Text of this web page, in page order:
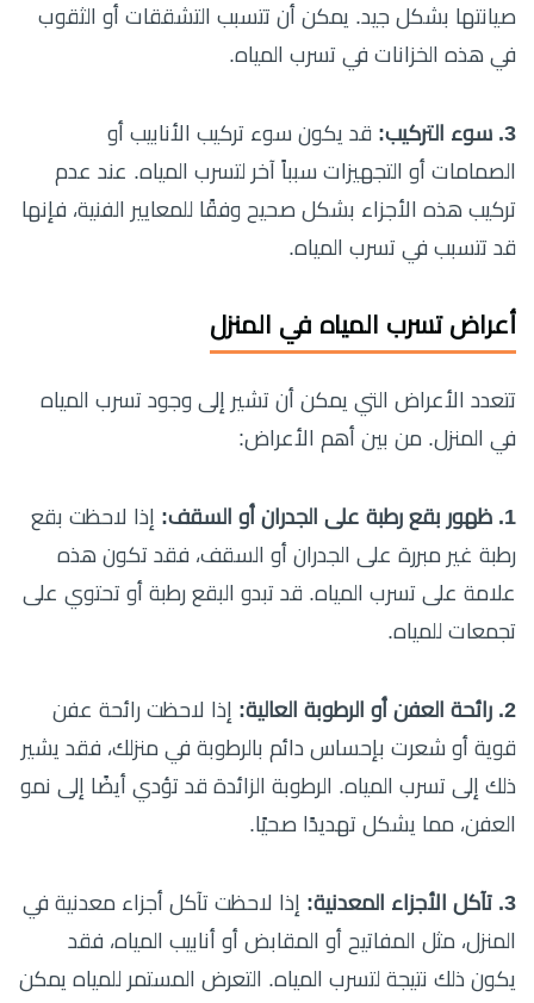
صيانتها بشكل جيد. يمكن أن تتسبب التشققات أو الثقوب
في هذه الخزانات في تسرب المياه.
3. سوء التركيب:
قد يكون سوء تركيب الأنابيب أو
الصمامات أو التجهيزات سبباً آخر لتسرب المياه. عند عدم
تركيب هذه الأجزاء بشكل صحيح وفقًا للمعايير الفنية، فإنها
قد تتسبب في تسرب المياه.
أعراض تسرب المياه في المنزل
تتعدد الأعراض التي يمكن أن تشير إلى وجود تسرب المياه
في المنزل. من بين أهم الأعراض:
1. ظهور بقع رطبة على الجدران أو السقف:
إذا لاحظت بقع
رطبة غير مبررة على الجدران أو السقف، فقد تكون هذه
علامة على تسرب المياه. قد تبدو البقع رطبة أو تحتوي على
تجمعات للمياه.
2. رائحة العفن أو الرطوبة العالية:
إذا لاحظت رائحة عفن
قوية أو شعرت بإحساس دائم بالرطوبة في منزلك، فقد يشير
ذلك إلى تسرب المياه. الرطوبة الزائدة قد تؤدي أيضًا إلى نمو
العفن، مما يشكل تهديدًا صحيًا.
3. تآكل الأجزاء المعدنية:
إذا لاحظت تآكل أجزاء معدنية في
المنزل، مثل المفاتيح أو المقابض أو أنابيب المياه، فقد
يكون ذلك نتيجة لتسرب المياه. التعرض المستمر للمياه يمكن